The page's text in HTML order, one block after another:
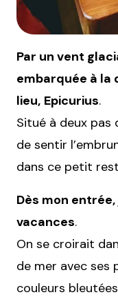
Par un vent
embarquée à la
lieu, Epicurius.
Situé à deux
de sentir
dans ce petit
Dès mon
vacances.
On se croirait
de mer avec ses
couleurs